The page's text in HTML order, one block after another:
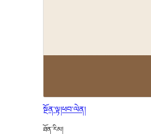
སྔོན་ལྟ།ཕབ་ལེན།
ཐོན་རིམ།